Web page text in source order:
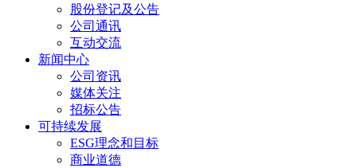
股份登记及公告
公司通讯
互动交流
新闻中心
公司资讯
媒体关注
招标公告
可持续发展
ESG理念和目标
商业道德